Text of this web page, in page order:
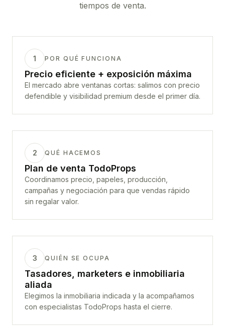
tiempos de venta.
1 POR QUÉ FUNCIONA
Precio eficiente + exposición máxima
El mercado abre ventanas cortas: salimos con precio
defendible y visibilidad premium desde el primer día.
2 QUÉ HACEMOS
Plan de venta TodoProps
Coordinamos precio, papeles, producción,
campañas y negociación para que vendas rápido
sin regalar valor.
3 QUIÉN SE OCUPA
Tasadores, marketers e inmobiliaria
aliada
Elegimos la inmobiliaria indicada y la acompañamos
con especialistas TodoProps hasta el cierre.